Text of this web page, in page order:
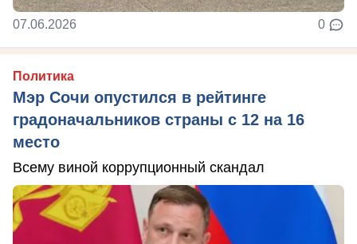
07.06.2026 0
Политика
Мэр Сочи опустился в рейтинге
градоначальников страны с 12 на 16
место
Всему виной коррупционный скандал